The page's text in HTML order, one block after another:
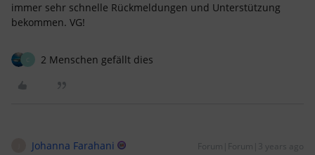
immer sehr schnelle Rückmeldungen und Unterstützung
bekommen. VG!
2 Menschen gefällt dies
Johanna Farahani Forum|Forum|3 years ago